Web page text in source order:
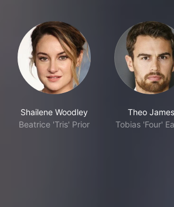
Shailene Woodley
Beatrice 'Tris' Prior
Theo James
Tobias 'Four'